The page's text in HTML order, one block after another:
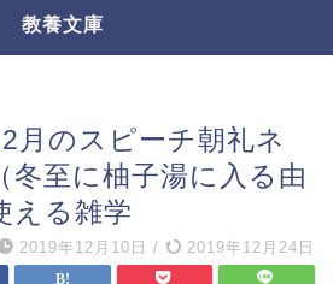
教養文庫
月のスピーチ朝礼ネ
冬至に柚子湯に入る由
える雑学
2019年12月10日 / 2019年12月24日